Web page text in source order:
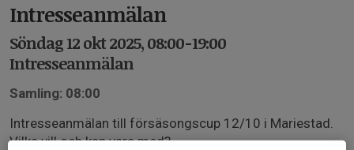
Intresseanmälan
Söndag 12 okt 2025, 08:00-19:00
Intresseanmälan
Samling: 08:00
Intresseanmälan till försäsongscup 12/10 i Mariestad.
Vilka vill och kan vara med?